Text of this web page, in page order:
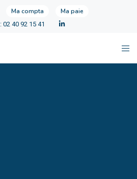
Ma compta Ma paie
: 02 40 92 15 41